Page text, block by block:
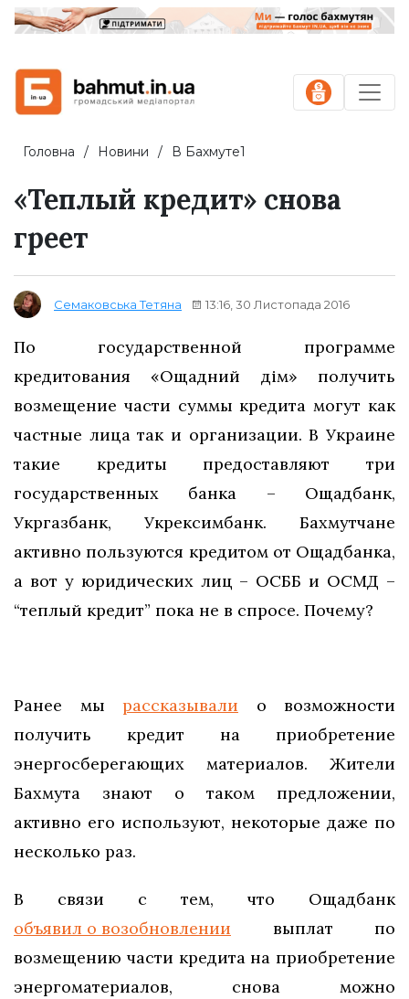
Головна Новини В Бахмуте1
«Теплый кредит» снова
греет
Семаковська Тетяна 13:16, 30 Листопада 2016
По государственной программе
кредитования «Ощадний дім» получить
возмещение части суммы кредита могут как
частные лица так и организации. В Украине
такие кредиты предоставляют три
государственных банка – Ощадбанк,
Укргазбанк, Укрексимбанк. Бахмутчане
активно пользуются кредитом от Ощадбанка,
а вот у юридических лиц – ОСББ и ОСМД –
“теплый кредит” пока не в спросе. Почему?
Ранее мы рассказывали о возможности
получить кредит на приобретение
энергосберегающих материалов. Жители
Бахмута знают о таком предложении,
активно его используют, некоторые даже по
несколько раз.
В связи с тем, что Ощадбанк
объявил о возобновлении выплат по
возмещению части кредита на приобретение
энергоматериалов, снова можно